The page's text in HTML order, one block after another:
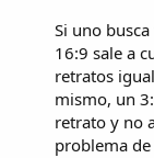
Si uno
16:9 sale a
retratos
mismo, un
retrato y no
problema